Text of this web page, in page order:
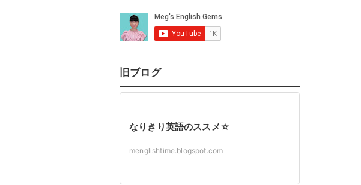
旧ブログ
なりきり英語のススメ☆
menglishtime.blogspot.com